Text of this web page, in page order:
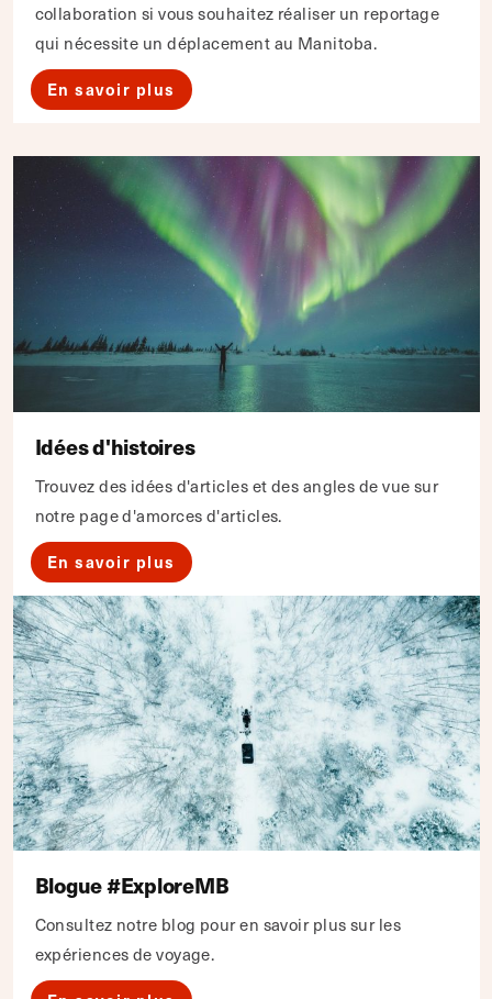
collaboration si vous souhaitez réaliser un reportage
qui nécessite un déplacement au Manitoba.
En savoir plus
Idées d'histoires
Trouvez des idées d'articles et des angles de vue sur
notre page d'amorces d'articles.
En savoir plus
Blogue #ExploreMB
Consultez notre blog pour en savoir plus sur les
expériences de voyage.